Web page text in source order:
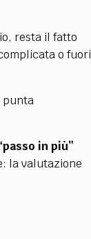
resta il fatto
o fuori
punta
in più”
la valutazione